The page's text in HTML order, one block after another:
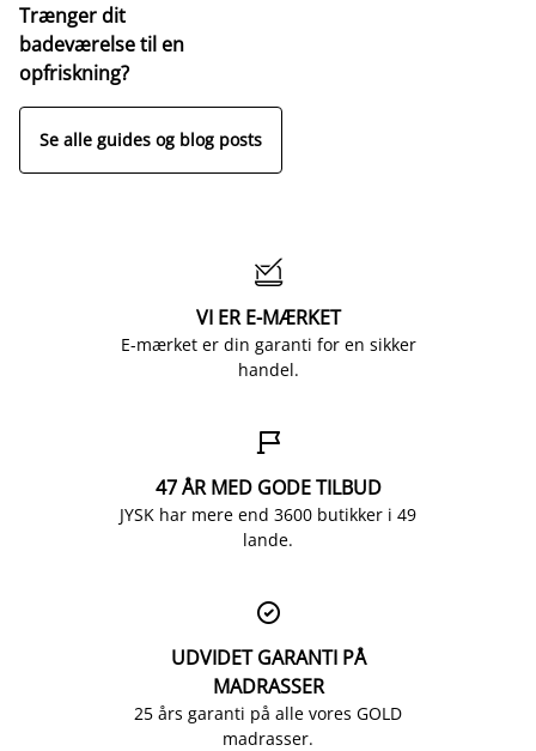
Trænger dit
badeværelse til en
opfriskning?
Se alle guides og blog posts

VI ER E-MÆRKET
E-mærket er din garanti for en sikker
handel.

47 ÅR MED GODE TILBUD
JYSK har mere end 3600 butikker i 49
lande.

UDVIDET GARANTI PÅ
MADRASSER
25 års garanti på alle vores GOLD
madrasser.